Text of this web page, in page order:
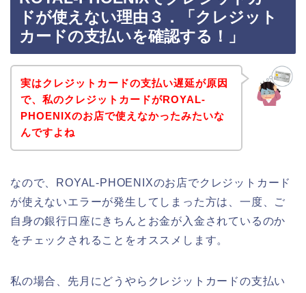
ドが使えない理由３．「クレジット
カードの支払いを確認する！」
実はクレジットカードの支払い遅延が原因
で、私のクレジットカードがROYAL-
PHOENIXのお店で使えなかったみたいな
んですよね
なので、ROYAL-PHOENIXのお店でクレジットカード
が使えないエラーが発生してしまった方は、一度、ご
自身の銀行口座にきちんとお金が入金されているのか
をチェックされることをオススメします。
私の場合、先月にどうやらクレジットカードの支払い